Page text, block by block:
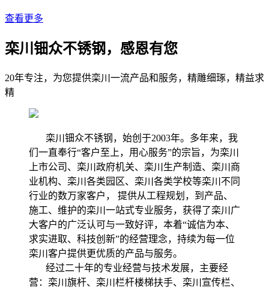
查看更多
栾川钿众不锈钢，感恩有您
20年专注，为您提供栾川一流产品和服务，精雕细琢，精益求
精
栾川钿众不锈钢，始创于2003年。多年来，我
们一直奉行“客户至上，用心服务”的宗旨，为栾川
上市公司、栾川政府机关、栾川生产制造、栾川商
业机构、栾川各类园区、栾川各类学校等栾川不同
行业的数万家客户， 提供从工程规划，到产品、
施工、维护的栾川一站式专业服务，获得了栾川广
大客户的广泛认可与一致好评，本着“诚信为本、
求实进取、科技创新”的经营理念，持续为每一位
栾川客户提供更优质的产品与服务。
经过二十年的专业经营与技术发展，主要经
营：栾川旗杆、栾川栏杆楼梯扶手、栾川宣传栏、